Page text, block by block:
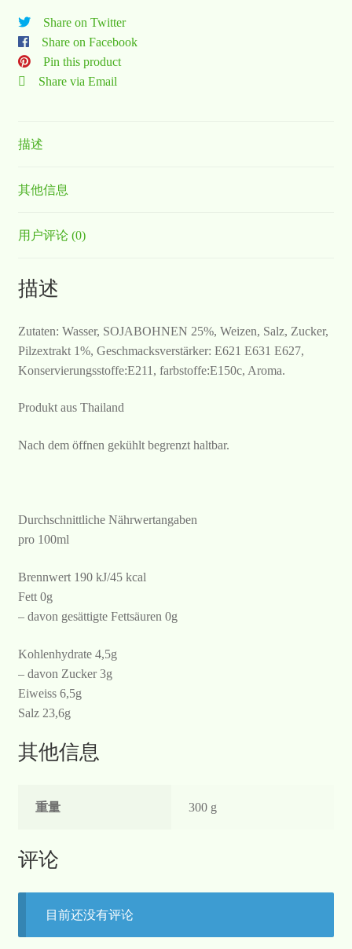
Share on Twitter
Share on Facebook
Pin this product
Share via Email
描述
其他信息
用户评论 (0)
描述
Zutaten: Wasser, SOJABOHNEN 25%, Weizen, Salz, Zucker,
Pilzextrakt 1%, Geschmacksverstärker: E621 E631 E627,
Konservierungsstoffe:E211, farbstoffe:E150c, Aroma.
Produkt aus Thailand
Nach dem öffnen gekühlt begrenzt haltbar.
Durchschnittliche Nährwertangaben
pro 100ml
Brennwert 190 kJ/45 kcal
Fett 0g
– davon gesättigte Fettsäuren 0g
Kohlenhydrate 4,5g
– davon Zucker 3g
Eiweiss 6,5g
Salz 23,6g
其他信息
重量 300 g
评论
目前还没有评论